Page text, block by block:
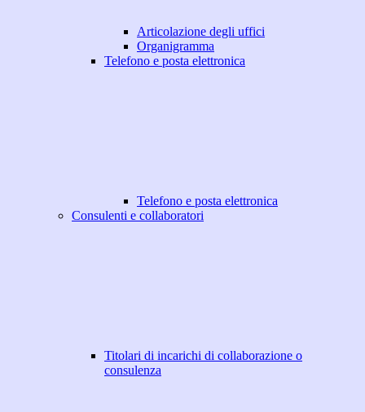
Articolazione degli uffici
Organigramma
Telefono e posta elettronica
Telefono e posta elettronica
Consulenti e collaboratori
Titolari di incarichi di collaborazione o
consulenza